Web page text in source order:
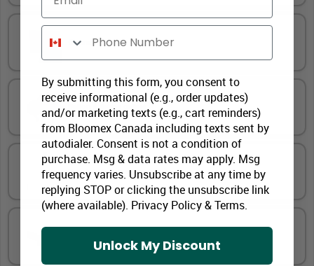
Gourmandises
Ballon à thème coloré
Vin et de la bière premium
Phone Number
By submitting this form, you consent to
receive informational (e.g., order updates)
and/or marketing texts (e.g., cart reminders)
from Bloomex Canada including texts sent by
autodialer. Consent is not a condition of
purchase. Msg & data rates may apply. Msg
frequency varies. Unsubscribe at any time by
replying STOP or clicking the unsubscribe link
(where available). Privacy Policy&Terms.
Unlock My Discount